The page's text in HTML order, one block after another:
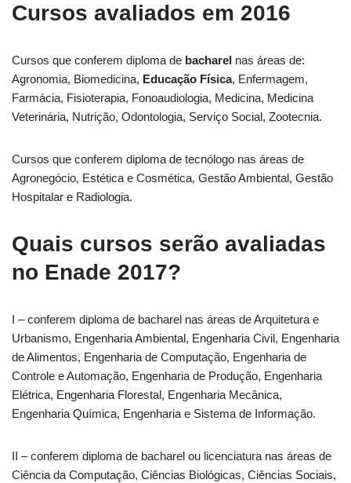
Cursos avaliados em 2016
Cursos que conferem diploma de bacharel nas áreas de:
Agronomia, Biomedicina, Educação Física, Enfermagem,
Farmácia, Fisioterapia, Fonoaudiologia, Medicina, Medicina
Veterinária, Nutrição, Odontologia, Serviço Social, Zootecnia.
Cursos que conferem diploma de tecnólogo nas áreas de
Agronegócio, Estética e Cosmética, Gestão Ambiental, Gestão
Hospitalar e Radiologia.
Quais cursos serão avaliadas
no Enade 2017?
I – conferem diploma de bacharel nas áreas de Arquitetura e
Urbanismo, Engenharia Ambiental, Engenharia Civil, Engenharia
de Alimentos, Engenharia de Computação, Engenharia de
Controle e Automação, Engenharia de Produção, Engenharia
Elétrica, Engenharia Florestal, Engenharia Mecânica,
Engenharia Química, Engenharia e Sistema de Informação.
II – conferem diploma de bacharel ou licenciatura nas áreas de
Ciência da Computação, Ciências Biológicas, Ciências Sociais,